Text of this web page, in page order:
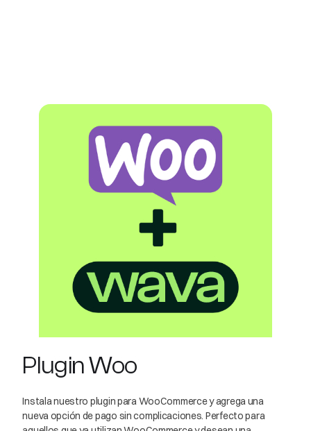
Plugin Woo
Instala nuestro plugin para WooCommerce y agrega una
nueva opción de pago sin complicaciones. Perfecto para